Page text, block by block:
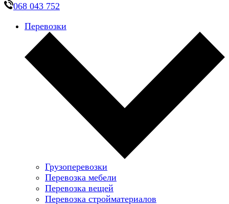
068 043 752
Перевозки
Грузоперевозки
Перевозка мебели
Перевозка вещей
Перевозка стройматериалов